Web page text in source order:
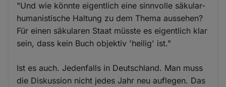
"Und wie könnte eigentlich eine sinnvolle säkular-
humanistische Haltung zu dem Thema aussehen?
Für einen säkularen Staat müsste es eigentlich klar
sein, dass kein Buch objektiv 'heilig' ist."
Ist es auch. Jedenfalls in Deutschland. Man muss
die Diskussion nicht jedes Jahr neu auflegen. Das